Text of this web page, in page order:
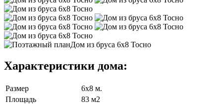
Характеристики дома:
Размер
6х8 м.
Площадь
83 м2